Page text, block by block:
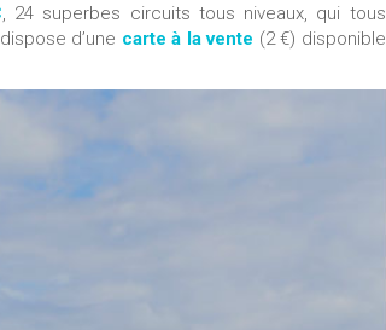
, 24 superbes circuits tous niveaux, qui tous
d’une carte à la vente (2 €) disponible